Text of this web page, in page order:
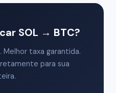
SOL → BTC?
Melhor taxa garantida.
para sua